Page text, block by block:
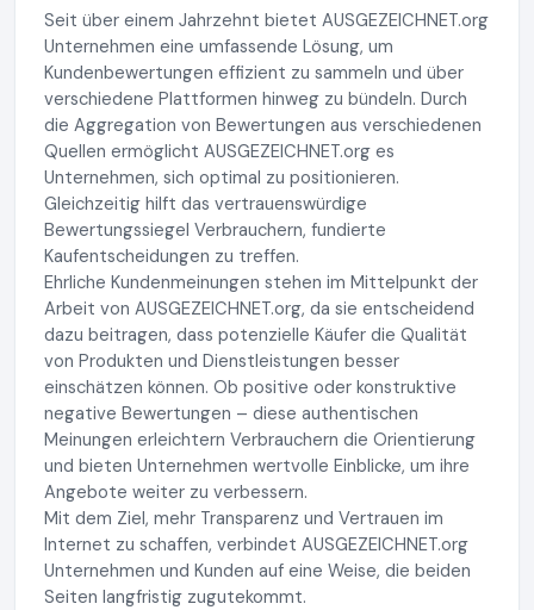
Seit über einem Jahrzehnt bietet AUSGEZEICHNET.org
Unternehmen eine umfassende Lösung, um
Kundenbewertungen effizient zu sammeln und über
verschiedene Plattformen hinweg zu bündeln. Durch
die Aggregation von Bewertungen aus verschiedenen
Quellen ermöglicht AUSGEZEICHNET.org es
Unternehmen, sich optimal zu positionieren.
Gleichzeitig hilft das vertrauenswürdige
Bewertungssiegel Verbrauchern, fundierte
Kaufentscheidungen zu treffen.
Ehrliche Kundenmeinungen stehen im Mittelpunkt der
Arbeit von AUSGEZEICHNET.org, da sie entscheidend
dazu beitragen, dass potenzielle Käufer die Qualität
von Produkten und Dienstleistungen besser
einschätzen können. Ob positive oder konstruktive
negative Bewertungen – diese authentischen
Meinungen erleichtern Verbrauchern die Orientierung
und bieten Unternehmen wertvolle Einblicke, um ihre
Angebote weiter zu verbessern.
Mit dem Ziel, mehr Transparenz und Vertrauen im
Internet zu schaffen, verbindet AUSGEZEICHNET.org
Unternehmen und Kunden auf eine Weise, die beiden
Seiten langfristig zugutekommt.